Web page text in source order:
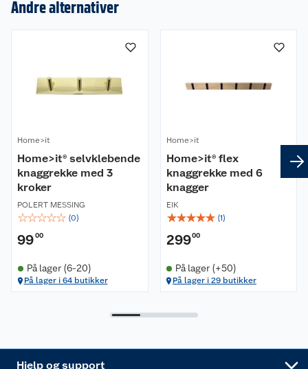
Andre alternativer
Home>it
Home>it® selvklebende
knaggrekke med 3
kroker
POLERT MESSING
☆☆☆☆☆ (0)
9900
På lager (6-20)
På lager i 64 butikker
Home>it
Home>it® flex
knaggrekke med 6
knagger
EIK
☆☆☆☆☆ (1)
29900
På lager (+50)
På lager i 29 butikker
Hjelp og support
Butikker
Retur- og angrerett
Reklamasjon
Ofte stilte spørsmål
Leveringstid
Leie tilhenger
Våre merkevarer
Kjøpsvilkår
Personvern
Cookies
Bærekraft
Lavprisløfte
Åpent kjøp
Retur av el-avfall
Hageinspirasjon
Oppussing med utemaling
Oppussing med innemaling
Et varmere hjem
Gulv